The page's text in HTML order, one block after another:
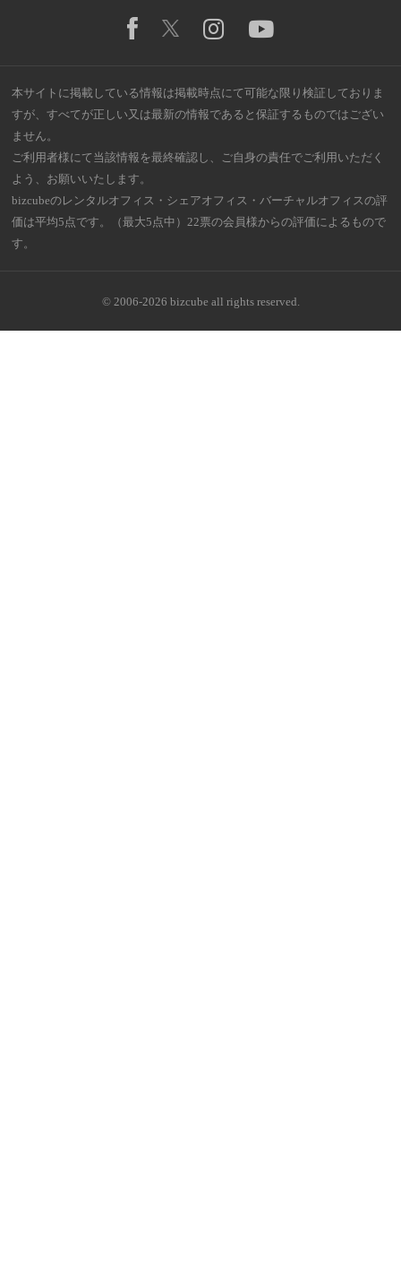
本サイトに掲載している情報は掲載時点にて可能な限り検証しておりま
すが、すべてが正しい又は最新の情報であると保証するものではござい
ません。
ご利用者様にて当該情報を最終確認し、ご自身の責任でご利用いただく
よう、お願いいたします。
bizcubeのレンタルオフィス・シェアオフィス・バーチャルオフィスの評
価は平均5点です。（最大5点中）22票の会員様からの評価によるもので
す。
© 2006-2026 bizcube all rights reserved.